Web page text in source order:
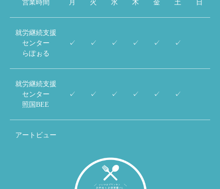
営業時間 月 火 水 木 金 土 日
就労継続支援
センター
らぽぉる
✓ ✓ ✓ ✓ ✓ ✓
就労継続支援
センター
照国BEE
✓ ✓ ✓ ✓ ✓ ✓
アートビュー